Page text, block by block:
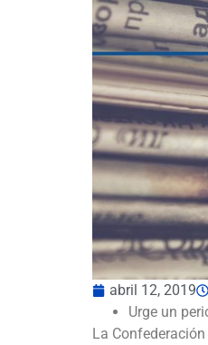
abril 12, 2019
Urge un
La